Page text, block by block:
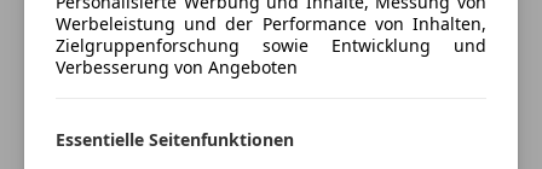
Apple CarPlay
Bluetooth
Bordcomputer
Freisprecheinrichtung
Bedienstasten Glasoptik schwarz
HD Matrix LED Scheinwerfer mit dynamischer
Lichtinszenierung und dynamischen Blinklicht
Kontur/ Ambiente Lichpaket
Preisbewertung
Werbeleistung und der Performance von Inhalten,
Zielgruppenforschung sowie Entwicklung und
Verbesserung von Angeboten
Essentielle Seitenfunktionen